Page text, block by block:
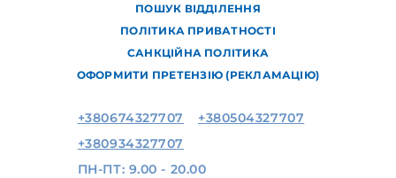
ПОШУК ВІДДІЛЕННЯ
ПОЛІТИКА ПРИВАТНОСТІ
САНКЦІЙНА ПОЛІТИКА
ОФОРМИТИ ПРЕТЕНЗІЮ (РЕКЛАМАЦІЮ)
+380674327707
+380504327707
+380934327707
ПН-ПТ: 9.00 - 20.00